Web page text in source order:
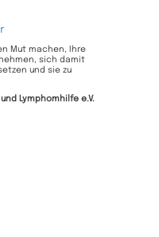
Mut machen, Ihre
sich damit
und sie zu
Lymphomhilfe e.V.​